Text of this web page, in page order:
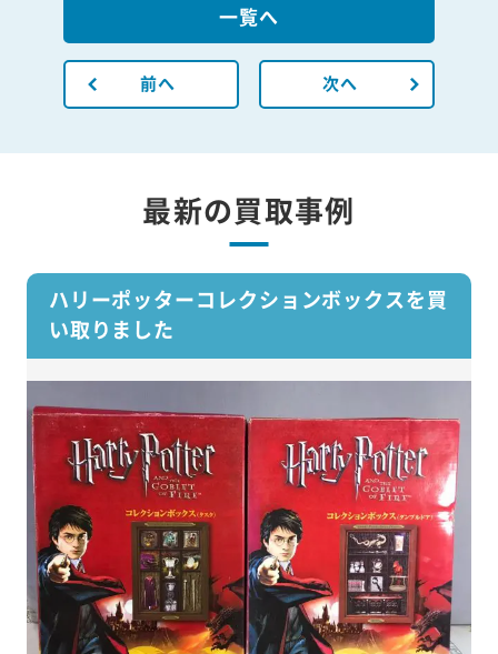
前へ
一覧へ
次へ
最新の買取事例
ハリーポッターコレクションボックスを買
い取りました